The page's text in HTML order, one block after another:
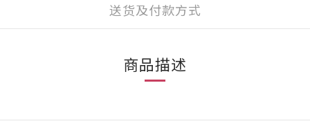
送货及付款方式
商品描述